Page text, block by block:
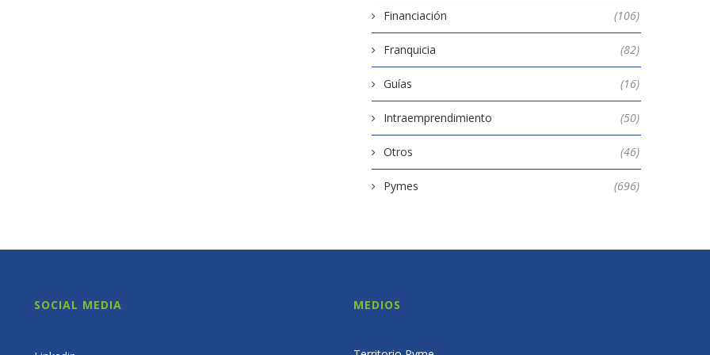
Financiación (106)
Franquicia (82)
Guías (16)
Intraemprendimiento (50)
Otros (46)
Pymes (696)
SOCIAL MEDIA MEDIOS